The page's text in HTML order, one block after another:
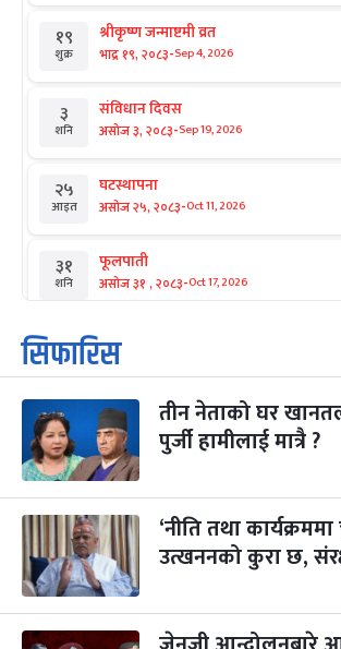
१९
शुक्र
श्रीकृष्ण जन्माष्टमी व्रत
भाद्र १९, २०८३-Sep 4, 2026
३
शनि
संविधान दिवस
असोज ३, २०८३-Sep 19, 2026
२५
आइत
घटस्थापना
असोज २५, २०८३-Oct 11, 2026
३१
शनि
फूलपाती
असोज ३१ , २०८३-Oct 17, 2026
१
आइत
कार्तिक सङ्क्रान्ति
कार्तिक १, २०८३
३
मंगल
महानवमी
कार्तिक ३, २०८३-Oct 20, 2026
४
बुध कार्तिक ४, २०८३ -Oct 21, 2026
५
बिहि
पापा‌ङ्कुशा एकादशी व्रत
कार्तिक ५, २०८३
कुकुर तिहार
सिफारिस
तीन नेताको घर
पुर्जी हामीलाई मात्रै ?
‘नीति तथा
उत्खननको कुरा छ,